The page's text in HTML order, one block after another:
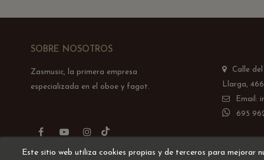
SOBRE NOSOTROS
Zasmusic, la primera empresa
especializada en el oboe y fagot.
FacebookYouTubeInstagram
Calle
Llarga,
Email:
695
Este sitio web utiliza cookies propias y de terceros para mejorar